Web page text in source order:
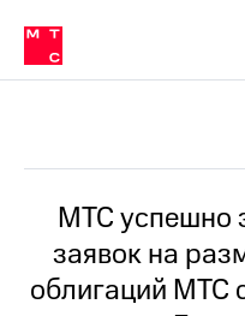
Медиа-центр
и акционерам
Устойчивое развитие
Комплаенс и деловая этика
компании
Карьера
История
компании
Руководство
в МТС
Пресс-
релизы
МТС
о технологиях
МТС успешно
заявок на
облигаций МТС